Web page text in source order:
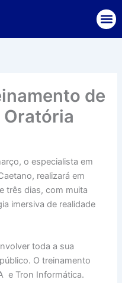
de
Oratória
o especialista em
realizará em
três dias, com muita
imersiva de realidade
toda a sua
O treinamento
e Tron Informática.